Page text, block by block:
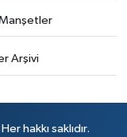
Arşivi
hakkı saklıdır.